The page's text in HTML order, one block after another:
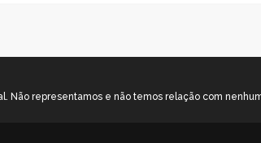
Não representamos e não temos relação com